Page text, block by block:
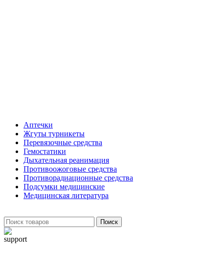
Аптечки
Жгуты турникеты
Перевязочные средства
Гемостатики
Дыхательная реанимация
Противоожоговые средства
Противорадиационные средства
Подсумки медицинские
Медицинская литература
Поиск